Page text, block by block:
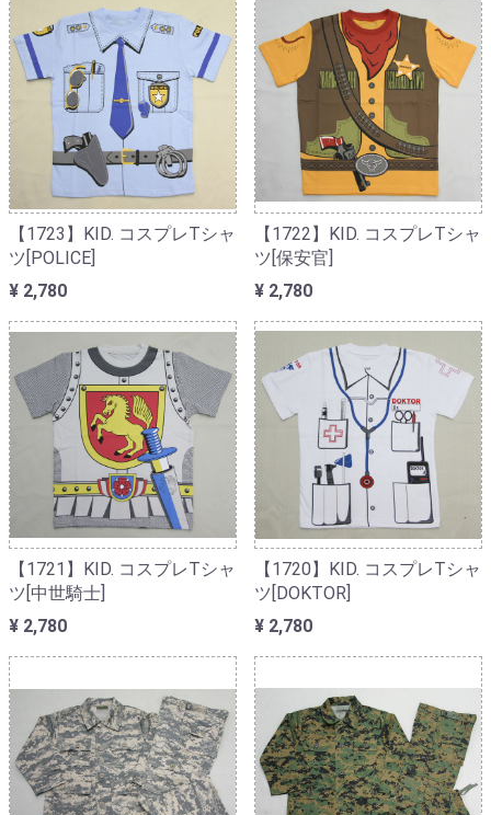
【1723】KID. コスプレTシャ
ツ[POLICE]
¥ 2,780
【1722】KID. コスプレTシャ
ツ[保安官]
¥ 2,780
【1721】KID. コスプレTシャ
ツ[中世騎士]
¥ 2,780
【1720】KID. コスプレTシャ
ツ[DOKTOR]
¥ 2,780